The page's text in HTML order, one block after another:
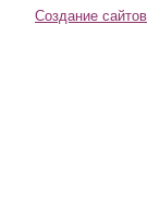
Создание сайтов